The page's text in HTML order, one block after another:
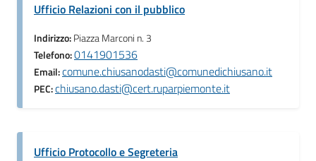
Ufficio Relazioni con il pubblico
Indirizzo:Piazza Marconi n. 3
Telefono:0141901536
Email:comune.chiusanodasti@comunedichiusano.it
PEC:chiusano.dasti@cert.ruparpiemonte.it
Ufficio Protocollo e Segreteria